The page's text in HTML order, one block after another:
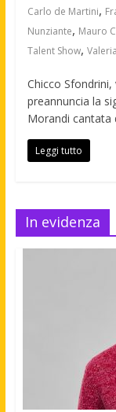
Carlo de Martini,
Nunziante, Mauro
Talent Show,
Chicco
preannuncia la
Morandi cantata
Leggi tutto
In evidenza